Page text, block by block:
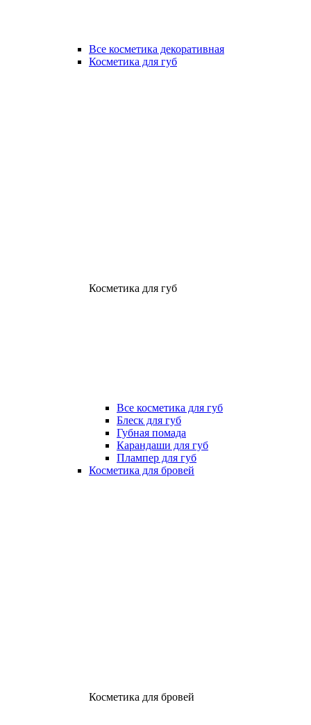
Все косметика декоративная
Косметика для губ
Косметика для губ
Все косметика для губ
Блеск для губ
Губная помада
Карандаши для губ
Плампер для губ
Косметика для бровей
Косметика для бровей